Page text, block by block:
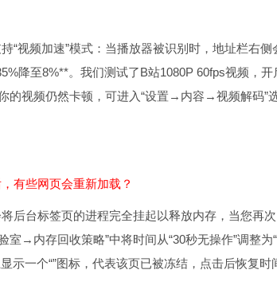
“视频加速”模式：当播放器被识别时，地址栏右侧
降至8%**。我们测试了B站1080P 60fps视频，
的视频仍然卡顿，可进入“设置→内容→视频解码”
有些网页会重新加载？
后台标签页的进程完全挂起以释放内存，当您再
→内存回收策略”中将时间从“30秒无操作”调整为
示一个“”图标，代表该页已被冻结，点击后恢复